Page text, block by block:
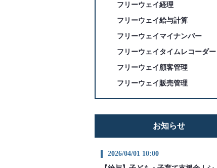
フリーウェイ経理
フリーウェイ給与計算
フリーウェイマイナンバー
フリーウェイタイムレコーダー
フリーウェイ顧客管理
フリーウェイ販売管理
お知らせ
2026/04/01 10:00